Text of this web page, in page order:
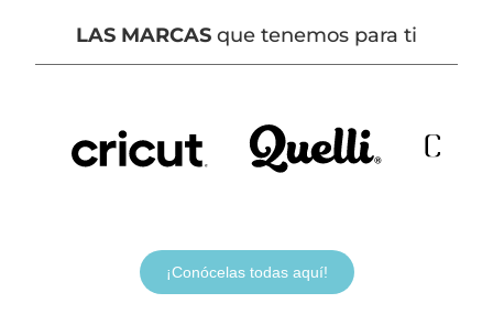
LAS MARCAS que tenemos para ti
¡Conócelas todas aquí!